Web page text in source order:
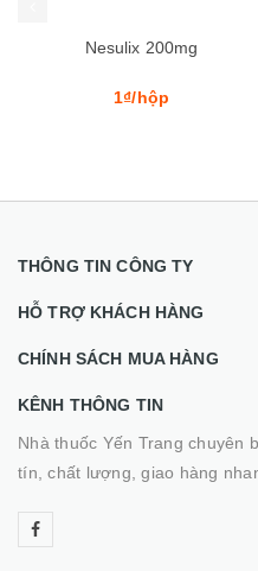
Nesulix 200mg
1₫/hộp
THÔNG TIN CÔNG TY
HỖ TRỢ KHÁCH HÀNG
CHÍNH SÁCH MUA HÀNG
KÊNH THÔNG TIN
Nhà thuốc Yến Trang chuyên
tín, chất lượng, giao hàng